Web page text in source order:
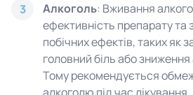
3 Алкоголь: Вживання
ефективність препарату та
побічних ефектів, таких як
головний біль або зниження
Тому рекомендується